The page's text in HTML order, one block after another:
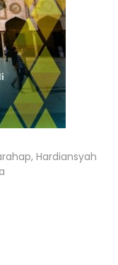
Hardiansyah